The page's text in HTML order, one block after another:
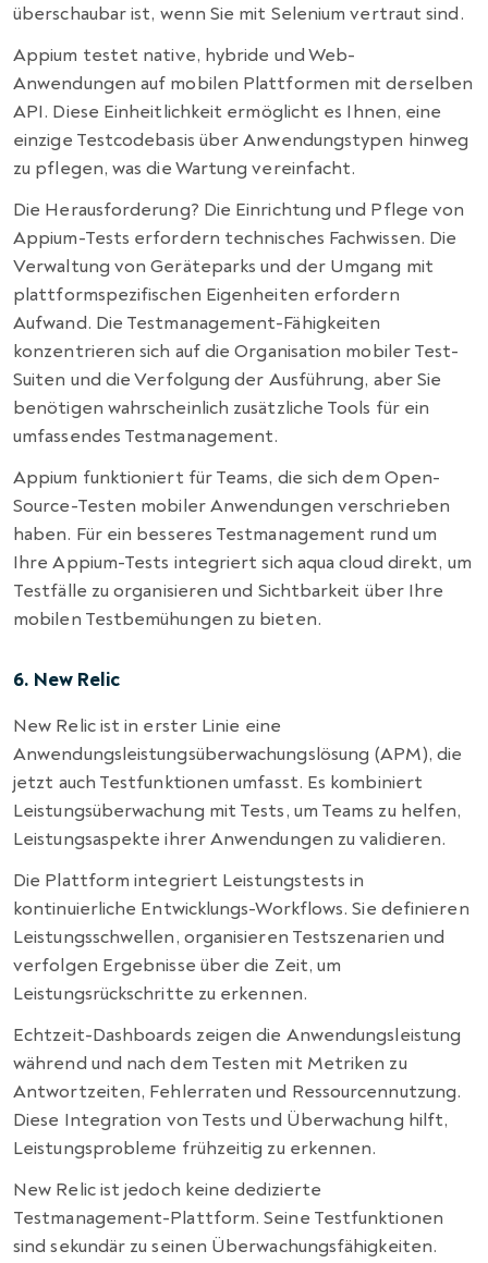
überschaubar ist, wenn Sie mit Selenium vertraut sind.
Appium testet native, hybride und Web-
Anwendungen auf mobilen Plattformen mit derselben
API. Diese Einheitlichkeit ermöglicht es Ihnen, eine
einzige Testcodebasis über Anwendungstypen hinweg
zu pflegen, was die Wartung vereinfacht.
Die Herausforderung? Die Einrichtung und Pflege von
Appium-Tests erfordern technisches Fachwissen. Die
Verwaltung von Geräteparks und der Umgang mit
plattformspezifischen Eigenheiten erfordern
Aufwand. Die Testmanagement-Fähigkeiten
konzentrieren sich auf die Organisation mobiler Test-
Suiten und die Verfolgung der Ausführung, aber Sie
benötigen wahrscheinlich zusätzliche Tools für ein
umfassendes Testmanagement.
Appium funktioniert für Teams, die sich dem Open-
Source-Testen mobiler Anwendungen verschrieben
haben. Für ein besseres Testmanagement rund um
Ihre Appium-Tests integriert sich aqua cloud direkt, um
Testfälle zu organisieren und Sichtbarkeit über Ihre
mobilen Testbemühungen zu bieten.
6. New Relic
New Relic ist in erster Linie eine
Anwendungsleistungsüberwachungslösung (APM), die
jetzt auch Testfunktionen umfasst. Es kombiniert
Leistungsüberwachung mit Tests, um Teams zu helfen,
Leistungsaspekte ihrer Anwendungen zu validieren.
Die Plattform integriert Leistungstests in
kontinuierliche Entwicklungs-Workflows. Sie definieren
Leistungsschwellen, organisieren Testszenarien und
verfolgen Ergebnisse über die Zeit, um
Leistungsrückschritte zu erkennen.
Echtzeit-Dashboards zeigen die Anwendungsleistung
während und nach dem Testen mit Metriken zu
Antwortzeiten, Fehlerraten und Ressourcennutzung.
Diese Integration von Tests und Überwachung hilft,
Leistungsprobleme frühzeitig zu erkennen.
New Relic ist jedoch keine dedizierte
Testmanagement-Plattform. Seine Testfunktionen
sind sekundär zu seinen Überwachungsfähigkeiten.